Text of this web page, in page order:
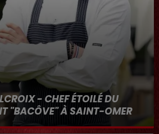
- CHEF ÉTOILÉ DU
"BACÔVE" À SAINT-OMER
dans "RDL ET VOUS"